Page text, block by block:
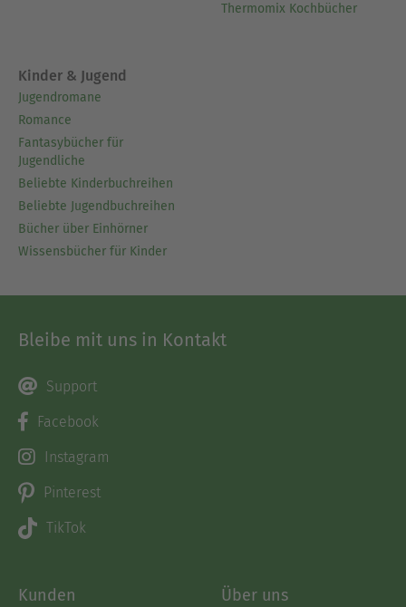
Thermomix Kochbücher
Kinder & Jugend
Jugendromane
Romance
Fantasybücher für
Jugendliche
Beliebte Kinderbuchreihen
Beliebte Jugendbuchreihen
Bücher über Einhörner
Wissensbücher für Kinder
Bleibe mit uns in Kontakt
Support
Facebook
Instagram
Pinterest
TikTok
Kunden Über uns